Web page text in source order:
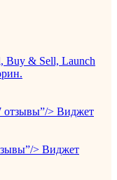
Buy & Sell, Launch
отзывы”/> Виджет
> Виджет